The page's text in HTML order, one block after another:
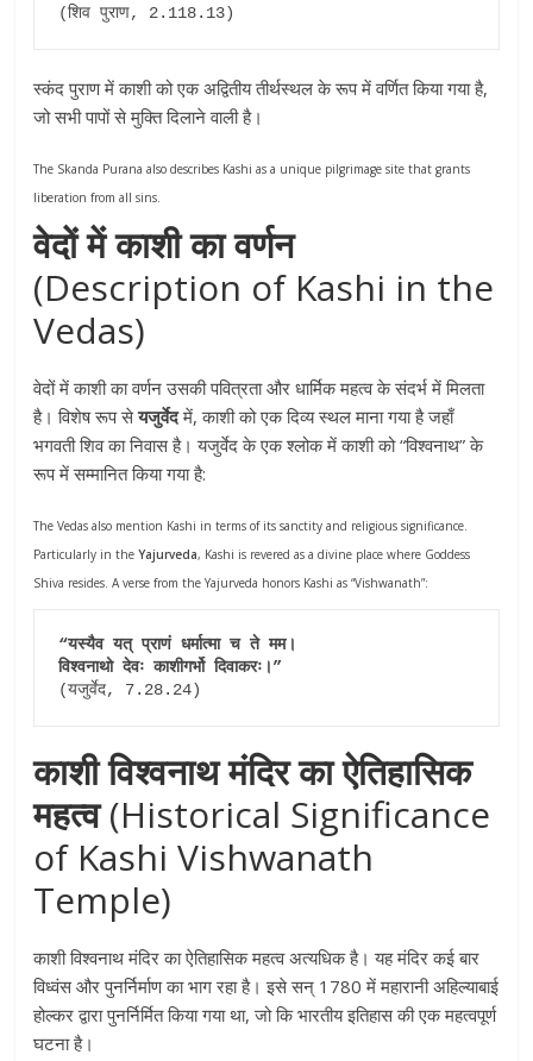
(शिव पुराण, 2.118.13)
स्कंद पुराण में काशी को एक अद्वितीय तीर्थस्थल के रूप में वर्णित किया गया है,
जो सभी पापों से मुक्ति दिलाने वाली है।
The Skanda Purana also describes Kashi as a unique pilgrimage site that grants
liberation from all sins.
वेदों में काशी का वर्णन
(Description of Kashi in the
Vedas)
वेदों में काशी का वर्णन उसकी पवित्रता और धार्मिक महत्व के संदर्भ में मिलता
है। विशेष रूप सेयजुर्वेदमें, काशी को एक दिव्य स्थल माना गया है जहाँ
भगवती शिव का निवास है। यजुर्वेद के एक श्लोक में काशी को “विश्वनाथ” के
रूप में सम्मानित किया गया है:
The Vedas also mention Kashi in terms of its sanctity and religious significance.
Particularly in theYajurveda, Kashi is revered as a divine place where Goddess
Shiva resides. A verse from the Yajurveda honors Kashi as “Vishwanath”:
“यस्यैव यत् प्राणं धर्मात्मा च ते मम।
विश्वनाथो देवः काशीगर्भो दिवाकरः।”
(यजुर्वेद, 7.28.24)
काशी विश्वनाथ मंदिर का ऐतिहासिक
महत्व(Historical Significance
of Kashi Vishwanath
Temple)
काशी विश्वनाथ मंदिर का ऐतिहासिक महत्व अत्यधिक है। यह मंदिर कई बार
विध्वंस और पुनर्निर्माण का भाग रहा है। इसे सन् 1780 में महारानी अहिल्याबाई
होल्कर द्वारा पुनर्निर्मित किया गया था, जो कि भारतीय इतिहास की एक महत्वपूर्ण
घटना है।